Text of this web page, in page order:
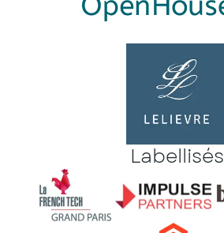
Labellisés